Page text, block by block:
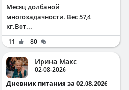
Месяц долбаной
многозадачности. Вес 57,4
кг.Вот...
11 80
Ирина Макс
02-08-2026
Дневник питания за 02.08.2026